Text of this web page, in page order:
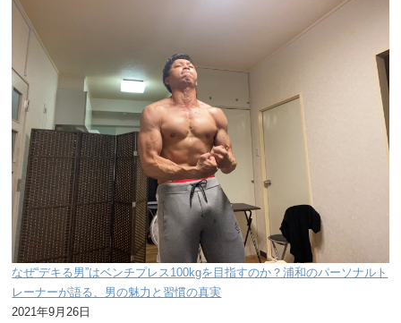
なぜ“デキる男”はベンチプレス100kgを目指すのか？浦和のパーソナルト
レーナーが語る、男の魅力と習慣の真実
2021年9月26日